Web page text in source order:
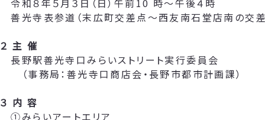
善光寺表参道（末広町交差点～西友南石堂店南の交
２ 主 催
長野駅善光寺口みらいストリート実行委員会
（事務局：善光寺口商店会・長野市都市計画課）
３ 内 容
①みらいアートエリア